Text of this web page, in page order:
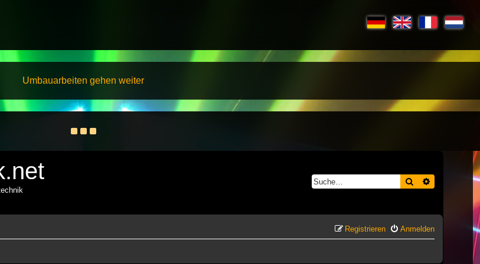
Umbauarbeiten gehen weiter
Suche Erweiterte
Anmelden
Registrieren